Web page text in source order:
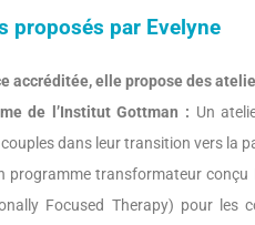
proposés par Evelyne
accréditée, elle propose des
de l’Institut Gottman : Un
dans leur transition vers la
programme transformateur conçu
Focused Therapy) pour les